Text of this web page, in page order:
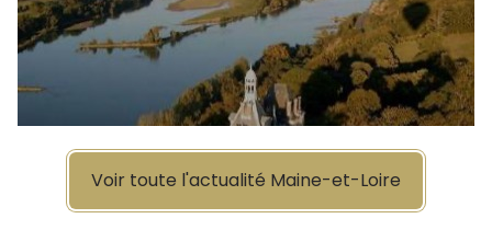
Voir toute l'actualité Maine-et-Loire